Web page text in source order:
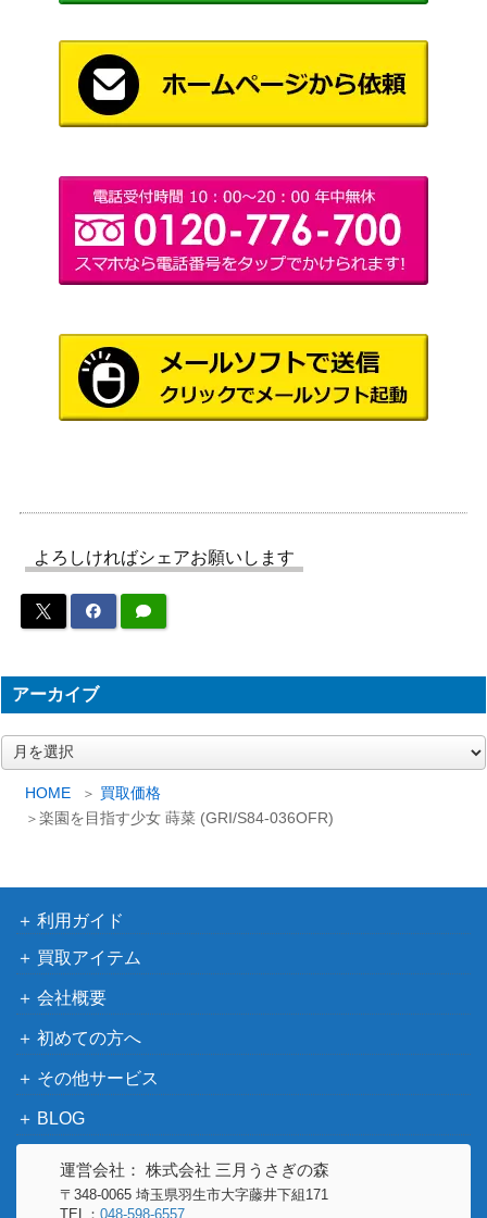
HOME
買取価格
楽園を目指す少女 蒔菜 (GRI/S84-036OFR)
絵(WTR/S85-002S
4,000
夜明け前の語らい
20,000
迷宮探索アドバイ
ザー エイナ (DDM/
S88-076SP)
ブシロード
（ダンジョンに出会いを求め
るのは間違っているだろう
か）
E・アルニーニョ
（JJ/SE42-31SP）
（ジョジョの奇妙な冒険 スト
ーンオーシャン）
2,300
プラタナス・ウィ
ッチ スイープトウ
ブシロード
(PI/SE36-17SP)
ブシロード
Prisma☆Illya プリズマ☆ファ
堕天使じゃんけん
109-004SP】
ドルフェスティバル2）
うまいのだぁ！ ミ
リム (TSK/S82-02
9SP)
ブシロード
（転生したらスライムだった
件 Vol.2）
“王冠の贈り物” シ
ャロ GU/W88-004
（ご注文はうさぎですか？
おそろいのキーホ
ルダー アーニャ
EC）
映画撮影の日 成神
空(DBG/W87-002
SP)
ブシロード
元気いっぱい！ 梨
璃(ALL/S76-T12S
P)
BOUQUET）
12,000
“千年に一度の
夜”奥沢美咲 (BD/
ブシロード
（バンドリ！ ガールズバンド
よろしければシェアお願いします
アーカイブ
ー
利用ガイド
買取アイテム
会社概要
初めての方へ
その他サービス
BLOG
運営会社： 株式会社 三月うさぎの森
〒348-0065 埼玉県羽生市大字藤井下組171
TEL： 048-598-6557